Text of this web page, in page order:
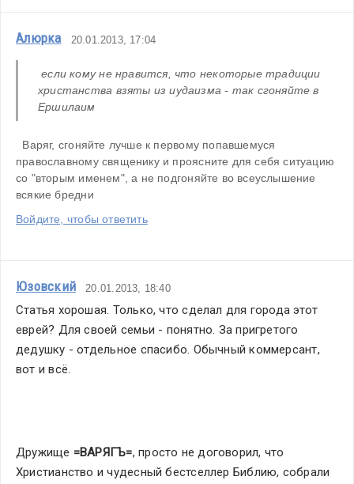
Алюрка 20.01.2013, 17:04
если кому не нравится, что некоторые традиции
христанства взяты из иудаизма - так сгоняйте в
Ершилаим
Варяг, сгоняйте лучше к первому попавшемуся
православному священику и проясните для себя ситуацию
со "вторым именем", а не подгоняйте во всеуслышение
всякие бредни
Войдите, чтобы ответить
Юзовский 20.01.2013, 18:40
Статья хорошая. Только, что сделал для города этот
еврей? Для своей семьи - понятно. За пригретого
дедушку - отдельное спасибо. Обычный коммерсант,
вот и всё.
Дружище =ВАРЯГЪ=, просто не договорил, что
Христианство и чудесный бестселлер Библию, собрали